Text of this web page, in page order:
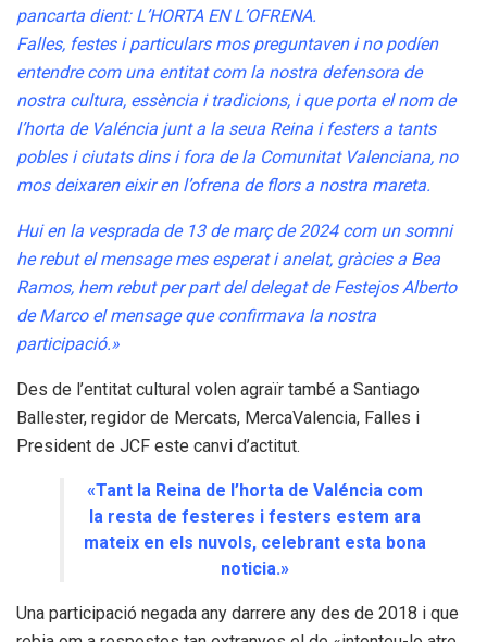
pancarta dient: L’HORTA EN L’OFRENA.
Falles, festes i particulars mos preguntaven i no podíen
entendre com una entitat com la nostra defensora de
nostra cultura, essència i tradicions, i que porta el nom de
l’horta de Valéncia junt a la seua Reina i festers a tants
pobles i ciutats dins i fora de la Comunitat Valenciana, no
mos deixaren eixir en l’ofrena de flors a nostra mareta.
Hui en la vesprada de 13 de març de 2024 com un somni
he rebut el mensage mes esperat i anelat, gràcies a Bea
Ramos, hem rebut per part del delegat de Festejos Alberto
de Marco el mensage que confirmava la nostra
participació.»
Des de l’entitat cultural volen agraïr també a Santiago
Ballester, regidor de Mercats, MercaValencia, Falles i
President de JCF este canvi d’actitut.
«Tant la Reina de l’horta de Valéncia com
la resta de festeres i festers estem ara
mateix en els nuvols, celebrant esta bona
noticia.»
Una participació negada any darrere any des de 2018 i que